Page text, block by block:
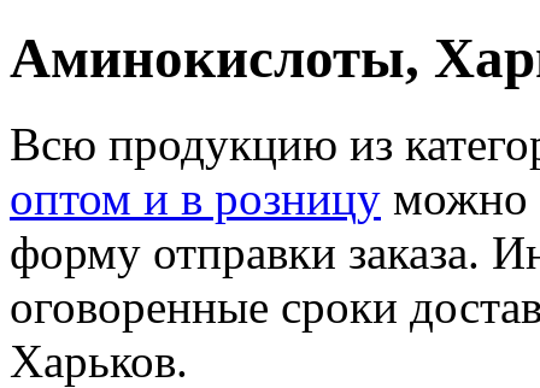
Аминокислоты,
Всю продукцию из
оптом и в розницу можно
форму отправки заказа.
оговоренные сроки
Харьков.